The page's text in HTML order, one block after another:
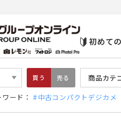
初めて
買う 売る 商品カテ
ード： 中古コンパクトデジカメ